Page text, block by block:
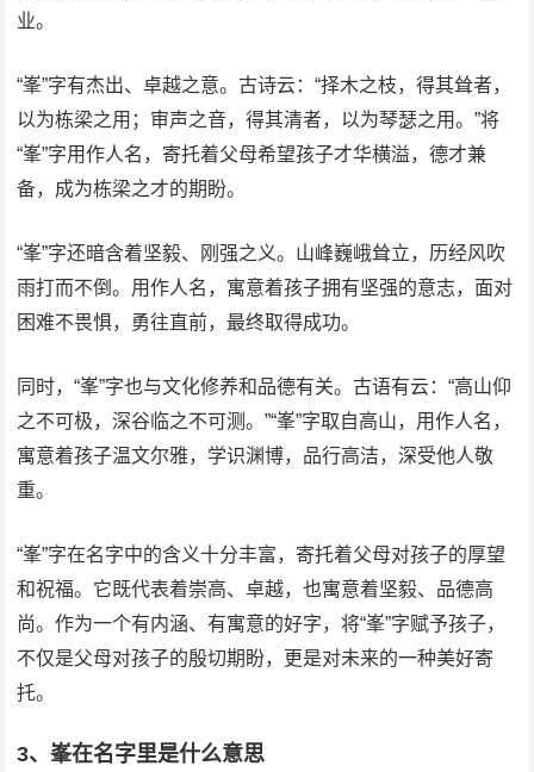
业。
“峯”字有杰出、卓越之意。古诗云：“择木之枝，得其耸者，
以为栋梁之用；审声之音，得其清者，以为琴瑟之用。”将
“峯”字用作人名，寄托着父母希望孩子才华横溢，德才兼
备，成为栋梁之才的期盼。
“峯”字还暗含着坚毅、刚强之义。山峰巍峨耸立，历经风吹
雨打而不倒。用作人名，寓意着孩子拥有坚强的意志，面对
困难不畏惧，勇往直前，最终取得成功。
同时，“峯”字也与文化修养和品德有关。古语有云：“高山仰
之不可极，深谷临之不可测。”“峯”字取自高山，用作人名，
寓意着孩子温文尔雅，学识渊博，品行高洁，深受他人敬
重。
“峯”字在名字中的含义十分丰富，寄托着父母对孩子的厚望
和祝福。它既代表着崇高、卓越，也寓意着坚毅、品德高
尚。作为一个有内涵、有寓意的好字，将“峯”字赋予孩子，
不仅是父母对孩子的殷切期盼，更是对未来的一种美好寄
托。
3、峯在名字里是什么意思